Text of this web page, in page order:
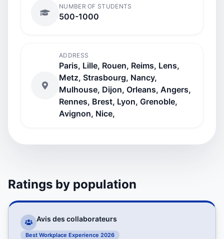
NUMBER OF STUDENTS
500-1000
ADDRESS
Paris, Lille, Rouen, Reims, Lens,
Metz, Strasbourg, Nancy,
Mulhouse, Dijon, Orleans, Angers,
Rennes, Brest, Lyon, Grenoble,
Avignon, Nice,
Ratings by population
Avis des collaborateurs
Best Workplace Experience 2026